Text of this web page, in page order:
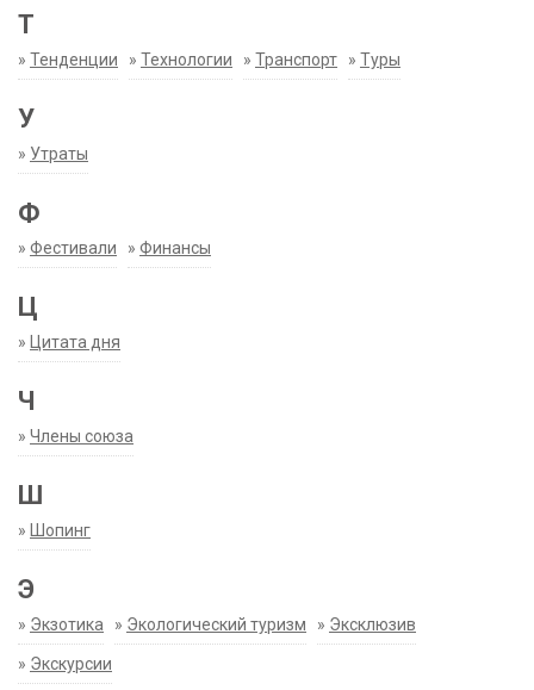
Т
» Тенденции » Технологии » Транспорт » Туры
У
» Утраты
Ф
» Фестивали » Финансы
Ц
» Цитата дня
Ч
» Члены союза
Ш
» Шопинг
Э
» Экзотика » Экологический туризм » Эксклюзив
» Экскурсии